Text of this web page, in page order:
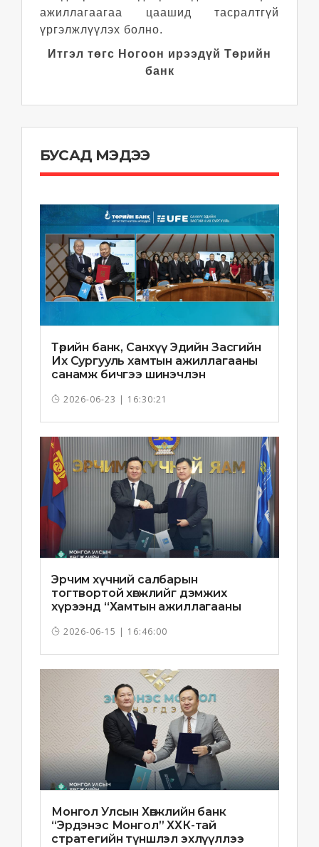
ажиллагаагаа цаашид тасралтгүй
үргэлжлүүлэх болно.
Итгэл төгс Ногоон ирээдүй Төрийн
банк
БУСАД МЭДЭЭ
Төрийн банк, Санхүү Эдийн Засгийн
Их Сургууль хамтын ажиллагааны
санамж бичгээ шинэчлэн
2026-06-23 | 16:30:21
Эрчим хүчний салбарын
тогтвортой хөгжлийг дэмжих
хүрээнд “Хамтын ажиллагааны
2026-06-15 | 16:46:00
Монгол Улсын Хөгжлийн банк
“Эрдэнэс Монгол” ХХК-тай
стратегийн түншлэл эхлүүллээ